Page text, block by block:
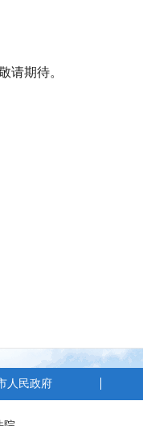
请期待。
人民政府